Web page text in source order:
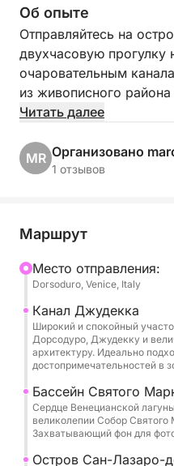
Об опыте
Отправляйтесь на
двухчасовую прогулку
очаровательным
из живописного
прогулка позволит вам
его душе. С закатом
спокойным каналам и
малоизвестные уголки,
богатую морскую
города. В программу
прогулка по каналу
величественного
спокойная остановка
Повелья. Идеально
фотографов и
станет незабываемым
вневременной
Читать далее
MR Организовано
1 отзывов
Маршрут
Mесто отправления:
Dorsoduro, Venice, Italy
Канал Джудекка
Широкий и спокойный
Дорсодуро, Джудекку и
архитектуру. Идеально
достопримечательностей в
Бассейн Святого
Сердце Венецианской
великолепии Собор
Захватывающий фон для
Остров Сан-Лазаро-